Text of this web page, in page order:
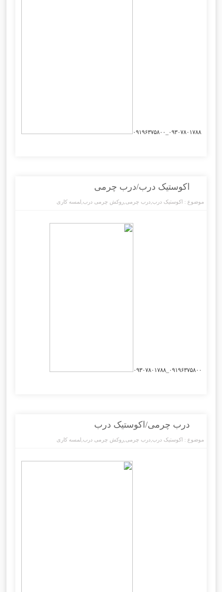
درب چرمی/اکوستیک درب
موضوع : اکوستیک درب درب چرمی ,روکش چرمی درب لمسه کاری
اکوستیک درب/درب چرمی
موضوع : اکوستیک درب درب چرمی ,روکش چرمی درب لمسه کاری
۰۹۱۹۶۳۷۵۸۰۰_۰۹۳۰۷۸۰۱۷۸۸
۰۹۳۰۷۸۰۱۷۸۸_۰۹۱۹۶۳۷۵۸۰۰